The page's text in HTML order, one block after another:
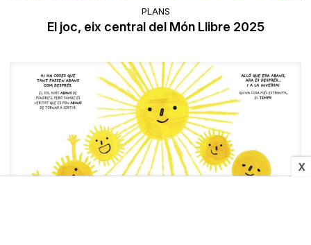
X
PLANS
El joc, eix central del Món Llibre 2025